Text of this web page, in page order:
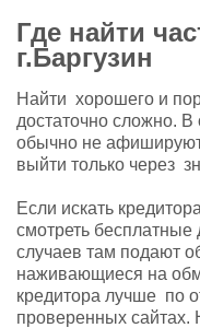
Где найти
г.Баргузин
Найти хорошего и
достаточно сложно.
обычно не
выйти только через
Если искать
смотреть
случаев там подают
наживающиеся на
кредитора лучше по
проверенных